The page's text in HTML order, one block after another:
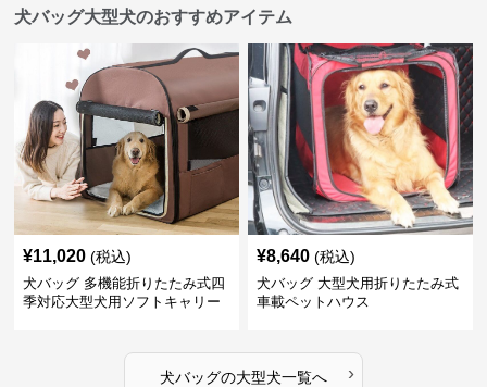
犬バッグ大型犬のおすすめアイテム
¥11,020 (税込)
犬バッグ 多機能折りたたみ式四
季対応大型犬用ソフトキャリー
¥8,640 (税込)
犬バッグ 大型犬用折りたたみ式
車載ペットハウス
犬バッグの大型犬一覧へ ›